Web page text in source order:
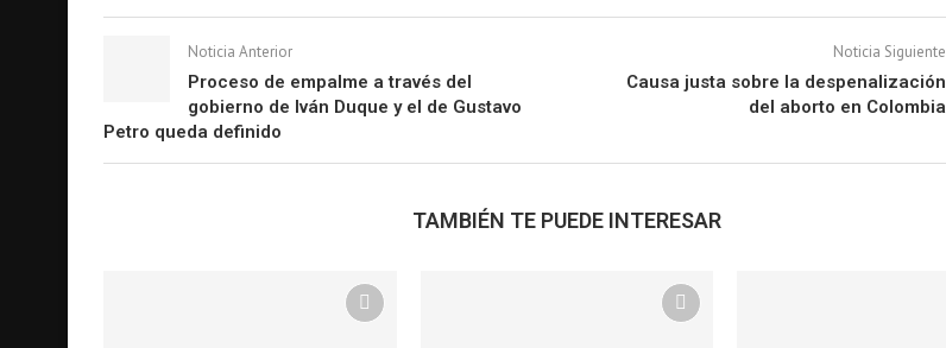
Noticia Anterior
Proceso de empalme a través del
gobierno de Iván Duque y el de Gustavo
Petro queda definido
Noticia Siguiente
Causa justa sobre la despenalización
del aborto en Colombia
TAMBIÉN TE PUEDE INTERESAR